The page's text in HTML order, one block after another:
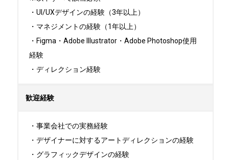
・UI/UXデザインの経験（3年以上）
・マネジメントの経験（1年以上）
・Figma・Adobe Illustrator・Adobe Photoshop使用
経験
・ディレクション経験
歓迎経験
・事業会社での実務経験
・デザイナーに対するアートディレクションの経験
・グラフィックデザインの経験